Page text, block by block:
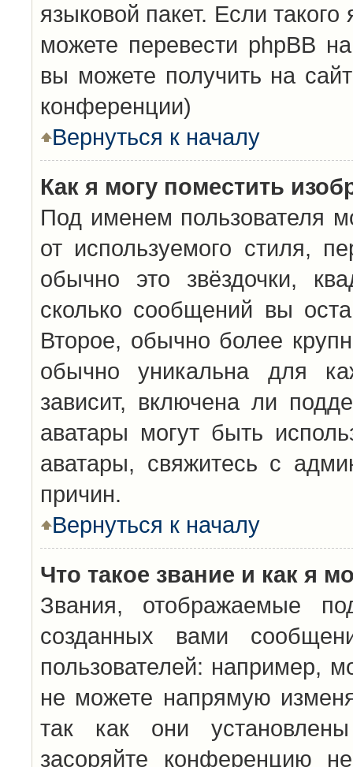
языковой пакет. Если
можете перевести phpBB
вы можете получить на
конференции)
Вернуться к началу
Как я могу поместить
Под именем пользователя
от используемого стиля,
обычно это звёздочки,
сколько сообщений вы
Второе, обычно более
обычно уникальна для
зависит, включена ли
аватары могут быть
аватары, свяжитесь с
причин.
Вернуться к началу
Что такое звание и как я
Звания, отображаемые
созданных вами
пользователей: например,
не можете напрямую
так как они
засоряйте конференцию